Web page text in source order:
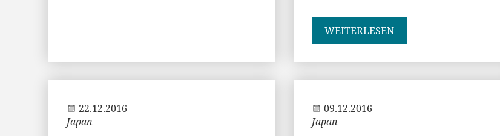
WEITERLESEN
22.12.2016
Japan
09.12.2016
Japan